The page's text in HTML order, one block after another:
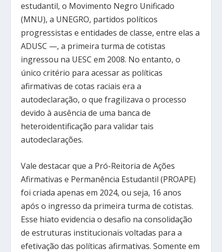
estudantil, o Movimento Negro Unificado
(MNU), a UNEGRO, partidos políticos
progressistas e entidades de classe, entre elas a
ADUSC —, a primeira turma de cotistas
ingressou na UESC em 2008. No entanto, o
único critério para acessar as políticas
afirmativas de cotas raciais era a
autodeclaração, o que fragilizava o processo
devido à ausência de uma banca de
heteroidentificação para validar tais
autodeclarações.
Vale destacar que a Pró-Reitoria de Ações
Afirmativas e Permanência Estudantil (PROAPE)
foi criada apenas em 2024, ou seja, 16 anos
após o ingresso da primeira turma de cotistas.
Esse hiato evidencia o desafio na consolidação
de estruturas institucionais voltadas para a
efetivação das políticas afirmativas. Somente em